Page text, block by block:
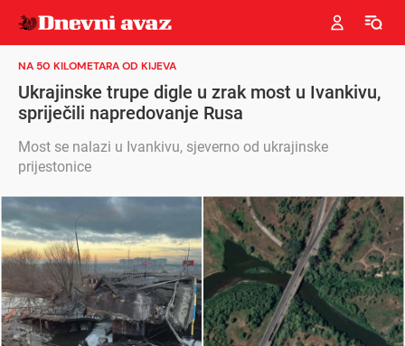
NA 50 KILOMETARA OD KIJEVA
Ukrajinske trupe digle u zrak most u Ivankivu,
spriječili napredovanje Rusa
Most se nalazi u Ivankivu, sjeverno od ukrajinske
prijestonice